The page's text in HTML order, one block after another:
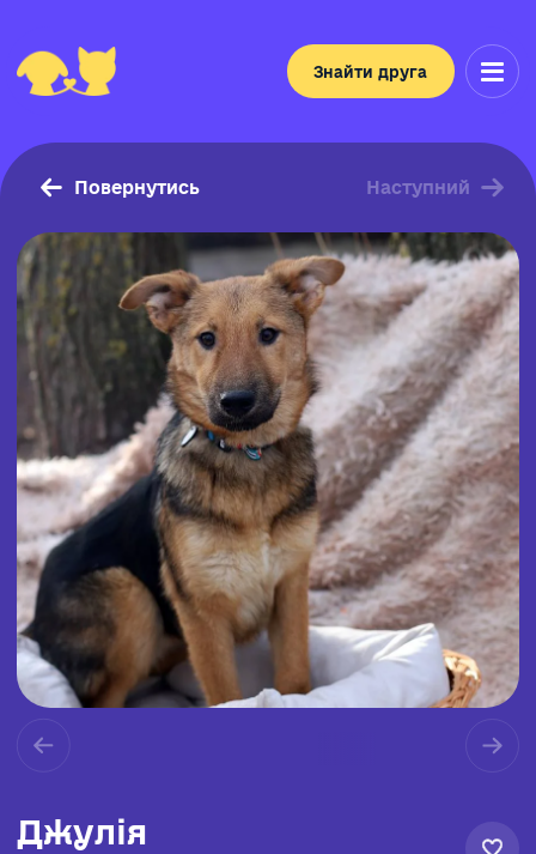
Знайти друга
Повернутись Наступний
Джулія